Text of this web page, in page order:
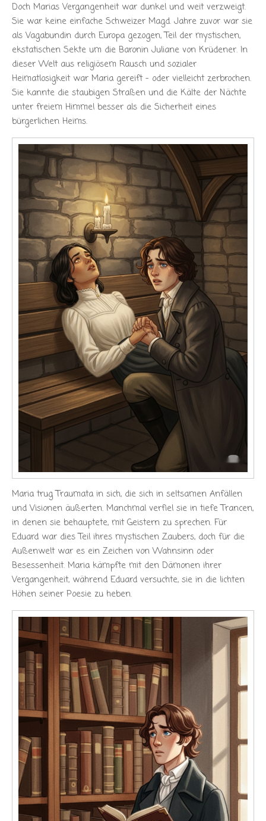
Doch Marias Vergangenheit war dunkel und weit verzweigt.
Sie war keine einfache Schweizer Magd. Jahre zuvor war sie
als Vagabundin durch Europa gezogen, Teil der mystischen,
ekstatischen Sekte um die Baronin Juliane von Krüdener. In
dieser Welt aus religiösem Rausch und sozialer
Heimatlosigkeit war Maria gereift – oder vielleicht zerbrochen.
Sie kannte die staubigen Straßen und die Kälte der Nächte
unter freiem Himmel besser als die Sicherheit eines
bürgerlichen Heims.
Maria trug Traumata in sich, die sich in seltsamen Anfällen
und Visionen äußerten. Manchmal verfiel sie in tiefe Trancen,
in denen sie behauptete, mit Geistern zu sprechen. Für
Eduard war dies Teil ihres mystischen Zaubers, doch für die
Außenwelt war es ein Zeichen von Wahnsinn oder
Besessenheit. Maria kämpfte mit den Dämonen ihrer
Vergangenheit, während Eduard versuchte, sie in die lichten
Höhen seiner Poesie zu heben.